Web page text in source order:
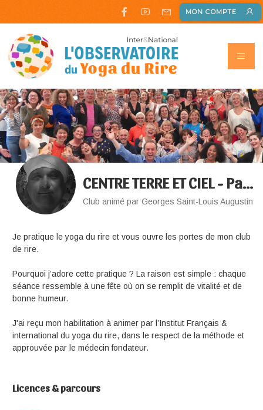
MON COMPTE
CENTRE TERRE ET CIEL - Paris 13ème
Club animé par Georges Saint-Louis Augustin
Je pratique le yoga du rire et vous ouvre les portes de mon club
de rire.
Pourquoi j’adore cette pratique ? La raison est simple : chaque
séance ressemble à une fête où on se remplit de vitalité et de
bonne humeur.
J'ai reçu mon habilitation à animer par l’Institut Français &
international du yoga du rire, dans le respect de la méthode et
approuvée par le médecin fondateur.
Licences & parcours